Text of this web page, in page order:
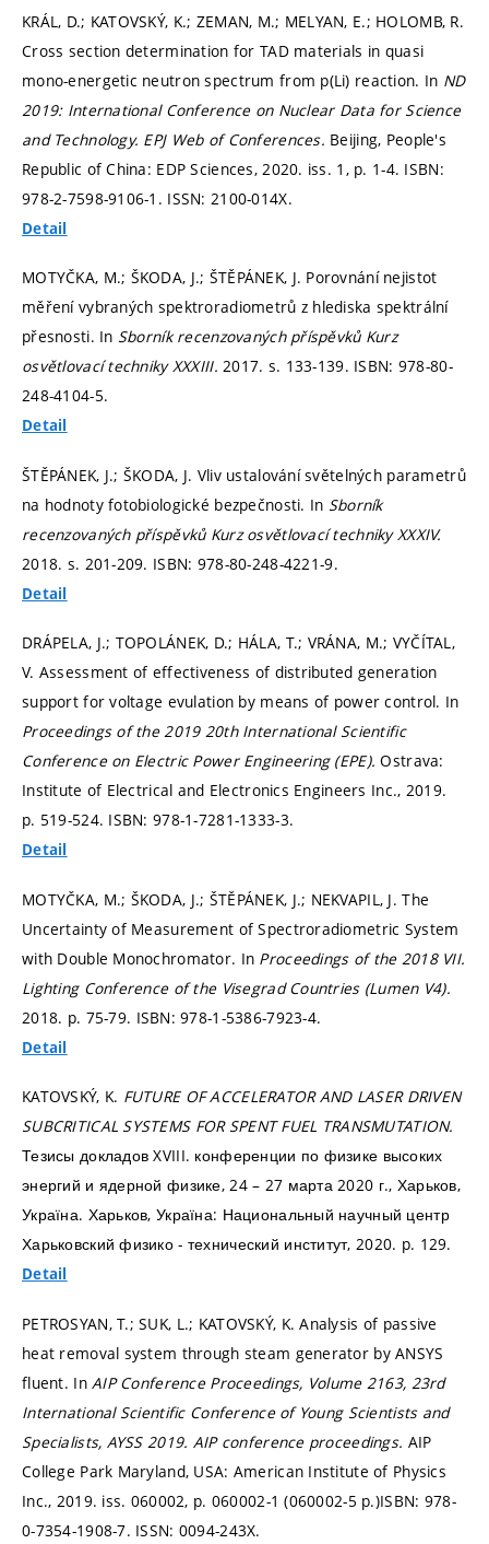
KRÁL, D.; KATOVSKÝ, K.; ZEMAN, M.; MELYAN, E.; HOLOMB, R.
Cross section determination for TAD materials in quasi
mono-energetic neutron spectrum from p(Li) reaction. In ND
2019: International Conference on Nuclear Data for Science
and Technology. EPJ Web of Conferences. Beijing, People's
Republic of China: EDP Sciences, 2020. iss. 1, p. 1-4. ISBN:
978-2-7598-9106-1. ISSN: 2100-014X.
Detail
MOTYČKA, M.; ŠKODA, J.; ŠTĚPÁNEK, J. Porovnání nejistot
měření vybraných spektroradiometrů z hlediska spektrální
přesnosti. In Sborník recenzovaných příspěvků Kurz
osvětlovací techniky XXXIII.2017. s. 133-139. ISBN: 978-80-
248-4104-5.
Detail
ŠTĚPÁNEK, J.; ŠKODA, J. Vliv ustalování světelných parametrů
na hodnoty fotobiologické bezpečnosti. In Sborník
recenzovaných příspěvků Kurz osvětlovací techniky XXXIV.
2018. s. 201-209. ISBN: 978-80-248-4221-9.
Detail
DRÁPELA, J.; TOPOLÁNEK, D.; HÁLA, T.; VRÁNA, M.; VYČÍTAL,
V. Assessment of effectiveness of distributed generation
support for voltage evulation by means of power control. In
Proceedings of the 2019 20th International Scientific
Conference on Electric Power Engineering (EPE).Ostrava:
Institute of Electrical and Electronics Engineers Inc., 2019.
p. 519-524. ISBN: 978-1-7281-1333-3.
Detail
MOTYČKA, M.; ŠKODA, J.; ŠTĚPÁNEK, J.; NEKVAPIL, J. The
Uncertainty of Measurement of Spectroradiometric System
with Double Monochromator. In Proceedings of the 2018 VII.
Lighting Conference of the Visegrad Countries (Lumen V4).
2018. p. 75-79. ISBN: 978-1-5386-7923-4.
Detail
KATOVSKÝ, K. FUTURE OF ACCELERATOR AND LASER DRIVEN
SUBCRITICAL SYSTEMS FOR SPENT FUEL TRANSMUTATION.
Тезисы докладов XVIII. конференции по физике высоких
энергий и ядерной физике, 24 – 27 марта 2020 г., Харьков,
Україна. Харьков, Україна: Национальный научный центр
Харьковский физико - технический институт, 2020. p. 129.
Detail
PETROSYAN, T.; SUK, L.; KATOVSKÝ, K. Analysis of passive
heat removal system through steam generator by ANSYS
fluent. InAIP Conference Proceedings, Volume 2163, 23rd
International Scientific Conference of Young Scientists and
Specialists, AYSS 2019. AIP conference proceedings. AIP
College Park Maryland, USA: American Institute of Physics
Inc., 2019. iss. 060002, p. 060002-1 (060002-5 p.)ISBN: 978-
0-7354-1908-7. ISSN: 0094-243X.